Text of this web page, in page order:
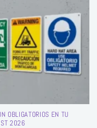
OBLIGATORIOS EN TU
2026